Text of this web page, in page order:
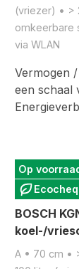
(vriezer) • >
omkeerbare
via WLAN
Vermogen
een schaal
Op
BOSCH
koel-/
A • 70 cm •